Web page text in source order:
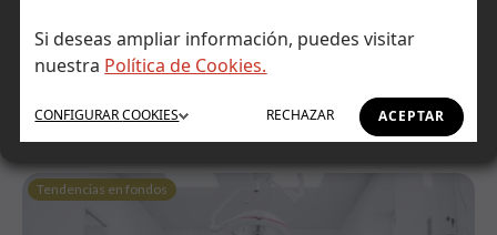
Si deseas ampliar información, puedes visitar
nuestra Política de Cookies.
ACEPTAR
RECHAZAR
CONFIGURARCOOKIES
megatendencia
Tendencias en fondos